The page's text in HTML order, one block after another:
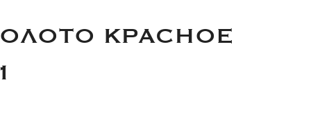
КРАСНОЕ